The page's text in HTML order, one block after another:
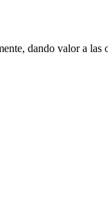
dando valor a las